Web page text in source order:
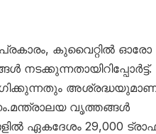
കുവൈറ്റിൽ ഓരോ
നടക്കുന്നതായിറിപ്പോർട്ട്.
വൃത്തങ്ങൾ
ഏകദേശം 29,000